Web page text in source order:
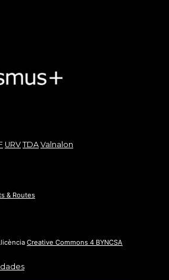
URV TDA Valnalon
& Routes
Creative Commons 4 BYNCSA